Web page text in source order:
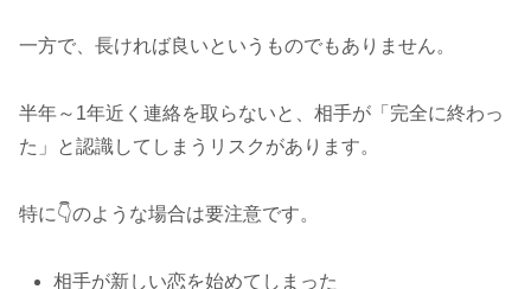
一方で、長ければ良いというものでもありません。
半年～1年近く連絡を取らないと、相手が「完全に終わっ
た」と認識してしまうリスクがあります。
特に👇のような場合は要注意です。
相手が新しい恋を始めてしまった